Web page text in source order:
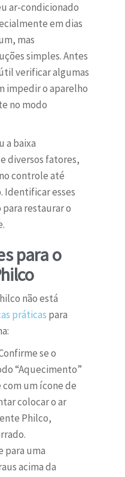
ar-condicionado
em dias
mas
simples. Antes
verificar algumas
impedir o aparelho
no modo
a baixa
diversos fatores,
controle até
Identificar esses
restaurar o
para o
não está
práticas para
se o
“Aquecimento”
um ícone de
colocar o ar
Philco,
para uma
acima da